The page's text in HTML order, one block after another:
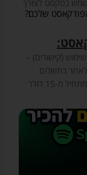
כטקסט לצורך
(קישורים) –
– לא זול, pay as you go, מתחיל מ-15 דולר
ישראליים
שלכם?